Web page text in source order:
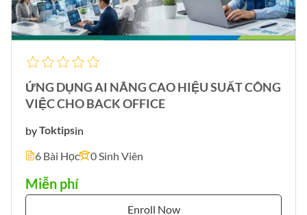
ỨNG DỤNG AI NÂNG CAO HIỆU SUẤT CÔNG
VIỆC CHO BACK OFFICE
byToktipsin
6 Bài Học
0 Sinh Viên
Miễn phí
Enroll Now